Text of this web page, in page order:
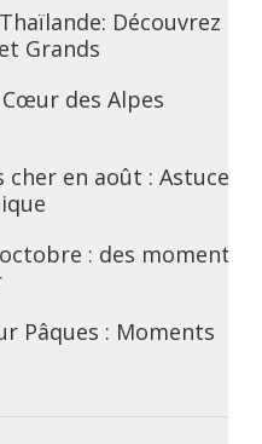
Découvrez
Grands
des Alpes
en août : Astuces
: des moments
Pâques : Moments